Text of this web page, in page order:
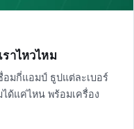
าไหวไหม
อมกี่แอมป์ ธูปแต่ละเบอร์
ด้แค่ไหน พร้อมเครื่อง